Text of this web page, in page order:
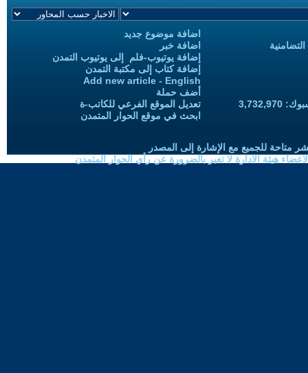
اضافة موضوع جديد
اضافة خبر
إضافة يوتيوب-فلم إلى يوتيوب التمدن
إضافة كتاب إلى مكتبة التمدن
Add new article - English
أضف حملة
تعديل الموقع الفرعي للكاتب-ة
ابحث في موقع الحوار المتمدن
متاحة للجميع مع الإشارة إلى المصدر
هيئة الادارة لا تعبر بالضرورة عن رأي الحوار المتمدن